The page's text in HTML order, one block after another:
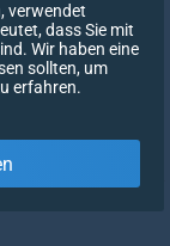
verwendet
dass Sie mit
Wir haben eine
sollten, um
erfahren.